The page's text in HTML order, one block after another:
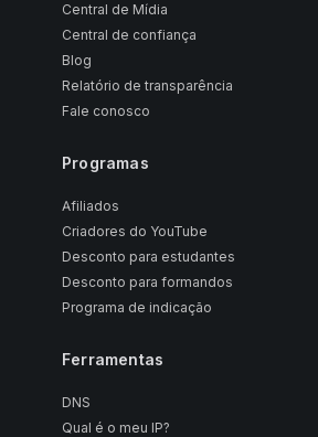
Central de Mídia
Central de confiança
Blog
Relatório de transparência
Fale conosco
Programas
Afiliados
Criadores do YouTube
Desconto para estudantes
Desconto para formandos
Programa de indicação
Ferramentas
DNS
Qual é o meu IP?